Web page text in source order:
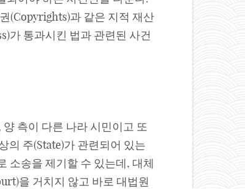
(Copyrights)과 같은 지적 재산
가 통과시킨 법과 관련된 사건
측이 다른 나라 시민이고 또
의 주(State)가 관련되어 있는
소송을 제기할 수 있는데, 대체
을 거치지 않고 바로 대법원